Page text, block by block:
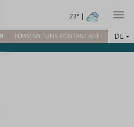
23° |
NIMM MIT UNS KONTAKT AUF ! DE